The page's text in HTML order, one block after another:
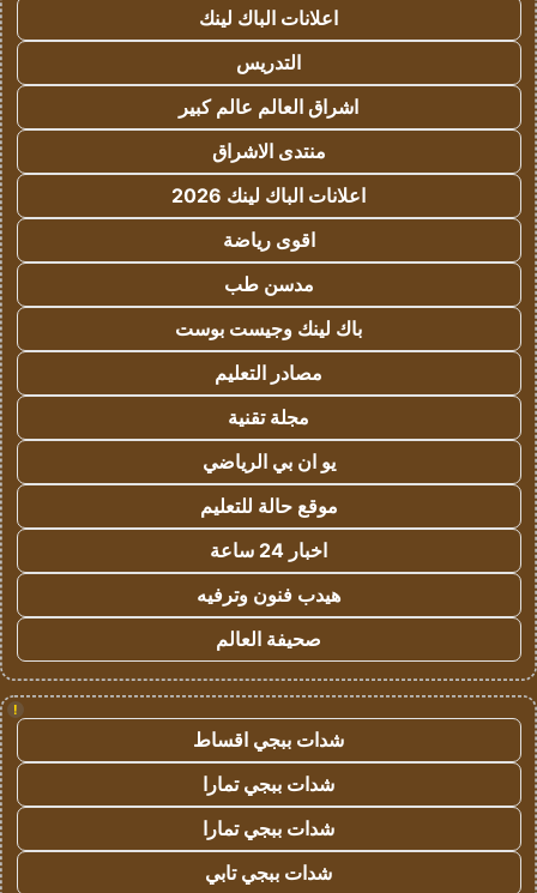
اعلانات الباك لينك
التدريس
اشراق العالم عالم كبير
منتدى الاشراق
اعلانات الباك لينك 2026
اقوى رياضة
مدسن طب
باك لينك وجيست بوست
مصادر التعليم
مجلة تقنية
يو ان بي الرياضي
موقع حالة للتعليم
اخبار 24 ساعة
هيدب فنون وترفيه
صحيفة العالم
!
شدات ببجي اقساط
شدات ببجي تمارا
شدات ببجي تمارا
شدات ببجي تابي